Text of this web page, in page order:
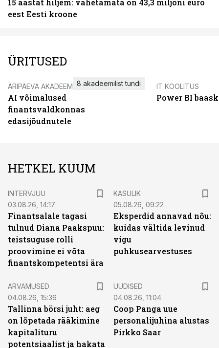
15 aastat hiljem: vahetamata on 43,3 miljoni euro
eest Eesti kroone
ÜRITUSED
ÄRIPÄEVA AKADEEMIA
AI võimalused
finantsvaldkonnas
edasijõudnutele
8 akadeemilist tundi IT KOOLITUS
Power BI
HETKEL KUUM
INTERVJUU
03.08.26, 14:17
Finantsalale tagasi
tulnud Diana Paakspuu:
teistsuguse rolli
proovimine ei võta
finantskompetentsi ära
KASULIK
05.08.26, 09:22
Eksperdid annavad nõu:
kuidas vältida levinud
vigu
puhkusearvestuses
ARVAMUSED
04.08.26, 15:36
Tallinna börsi juht: aeg
on lõpetada rääkimine
kapitalituru
potentsiaalist ja hakata
UUDISED
04.08.26, 11:04
Coop Panga uue
personalijuhina alustas
Pirkko Saar